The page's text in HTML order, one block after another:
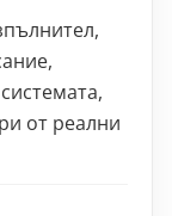
от реални